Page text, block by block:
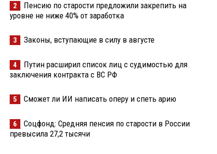
2
Пенсию по старости предложили закрепить на
уровне не ниже 40% от заработка
3 Законы, вступающие в силу в августе
4
Путин расширил список лиц с судимостью для
заключения контракта с ВС РФ
5 Сможет ли ИИ написать оперу и спеть арию
6
Соцфонд: Средняя пенсия по старости в России
превысила 27,2 тысячи